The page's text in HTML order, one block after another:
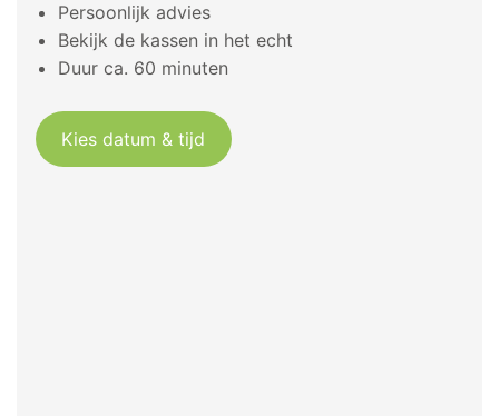
Persoonlijk advies
Bekijk de kassen in het echt
Duur ca. 60 minuten
Kies datum & tijd